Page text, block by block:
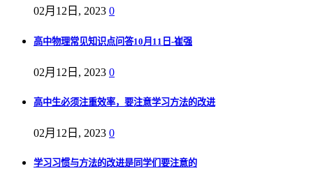
02月12日, 2023 0
高中物理常见知识点问答10月11日-崔强
02月12日, 2023 0
高中生必须注重效率，要注意学习方法的改进
02月12日, 2023 0
学习习惯与方法的改进是同学们要注意的